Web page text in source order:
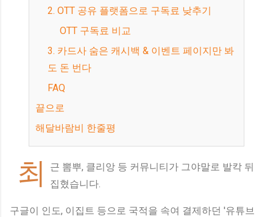
2. OTT 공유 플랫폼으로 구독료 낮추기
OTT 구독료 비교
3. 카드사 숨은 캐시백 & 이벤트 페이지만 봐
도 돈 번다
FAQ
끝으로
해달바람비 한줄평
최
근 뽐뿌, 클리앙 등 커뮤니티가 그야말로 발칵 뒤
집혔습니다.
구글이 인도, 이집트 등으로 국적을 속여 결제하던 '유튜브